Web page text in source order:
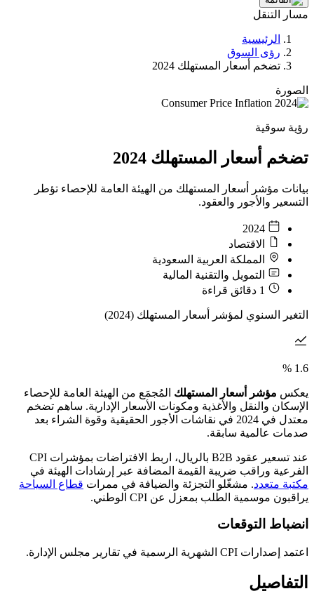
مسار التنقل
الرئيسية
رؤى السوق
تضخم أسعار المستهلك 2024
الصورة
رؤية سوقية
تضخم أسعار المستهلك 2024
بيانات مؤشر أسعار المستهلك من الهيئة العامة للإحصاء تؤطر
التسعير والأجور والعقود.
2024
الاقتصاد
المملكة العربية السعودية
التمويل والتقنية المالية
1 دقائق قراءة
التغير السنوي لمؤشر أسعار المستهلك (2024)
1.6
%
يعكس مؤشر أسعار المستهلك المُجمَع من الهيئة العامة للإحصاء
الإسكان والنقل والأغذية ومكونات الأسعار الإدارية. ساهم تضخم
معتدل في 2024 في نقاشات الأجور الحقيقية وقوة الشراء بعد
صدمات عالمية سابقة.
عند تسعير عقود B2B بالريال، اربط الافتراضات بمؤشرات CPI
الفرعية وراقب ضريبة القيمة المضافة عبر إرشادات الهيئة في
مكتبة متعدد. مشغّلو التجزئة والضيافة في ممرات قطاع السياحة
يراقبون موسمية الطلب بمعزل عن CPI الوطني.
انضباط التوقعات
اعتمد إصدارات CPI الشهرية الرسمية في تقارير مجلس الإدارة.
التفاصيل